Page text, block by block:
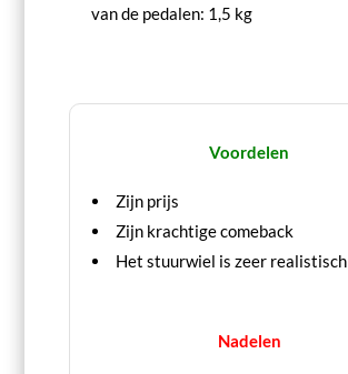
van de pedalen: 1,5 kg
Voordelen
Zijn prijs
Zijn krachtige comeback
Het stuurwiel is zeer realistisch
Nadelen